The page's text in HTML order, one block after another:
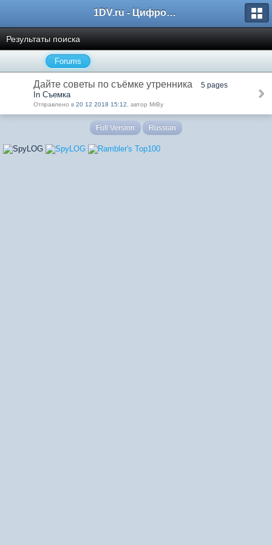
1DV.ru - Цифровое видео
Результаты поиска
Forums
Дайте советы по съёмке утренника 5 pages
In Съемка
Отправлено в 20 12 2018 15:12 , автор MrBy
Full Version Russian